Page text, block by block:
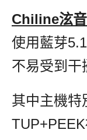
Chiline泫
使用藍芽
不易受到干
其中主機特